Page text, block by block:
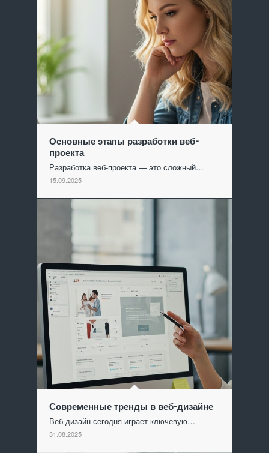
Основные этапы разработки веб-
проекта
Разработка веб-проекта — это сложный…
15.09.2025
Современные тренды в веб-дизайне
Веб-дизайн сегодня играет ключевую…
31.08.2025